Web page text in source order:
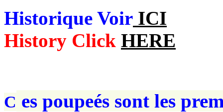
Historique Voir ICI
History Click HERE
C es poupeés sont les